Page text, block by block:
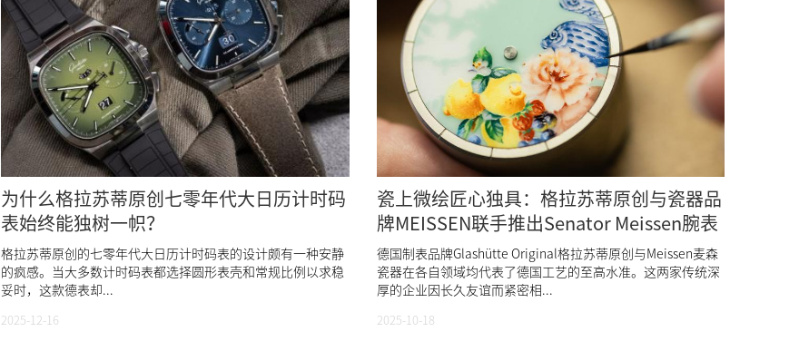
为什么格拉苏蒂原创七零年代大日历计时码
表始终能独树一帜？
格拉苏蒂原创的七零年代大日历计时码表的设计颇有一种安静
的疯感。当大多数计时码表都选择圆形表壳和常规比例以求稳
妥时，这款德表却...
2025-12-16
瓷上微绘匠心独具：格拉苏蒂原创与瓷器品
牌MEISSEN联手推出Senator Meissen腕表
德国制表品牌Glashütte Original格拉苏蒂原创与Meissen麦森
瓷器在各自领域均代表了德国工艺的至高水准。这两家传统深
厚的企业因长久友谊而紧密相...
2025-10-18